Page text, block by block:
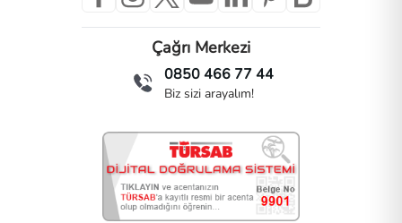
Çağrı Merkezi
0850 466 77 44
Biz sizi arayalım!